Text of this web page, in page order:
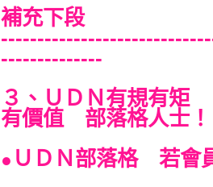
補充下段
--------------
３、ＵＤＮ有規有
有價值 部落格人士
● ＵＤＮ部落格 若會